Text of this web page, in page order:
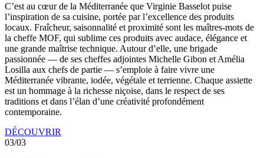
C’est au cœur de la Méditerranée que Virginie Basselot puise
l’inspiration de sa cuisine, portée par l’excellence des produits
locaux. Fraîcheur, saisonnalité et proximité sont les maîtres-mots de
la cheffe MOF, qui sublime ces produits avec audace, élégance et
une grande maîtrise technique. Autour d’elle, une brigade
passionnée — de ses cheffes adjointes Michelle Gibon et Amélia
Losilla aux chefs de partie — s’emploie à faire vivre une
Méditerranée vibrante, iodée, végétale et terrienne. Chaque assiette
est un hommage à la richesse niçoise, dans le respect de ses
traditions et dans l’élan d’une créativité profondément
contemporaine.
DÉCOUVRIR
03/03